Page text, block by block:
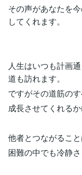
その声があなたを
してくれます。
人生はいつも計画
道も訪れます。
ですがその道筋の
成長させてくれる
他者とつながるこ
困難の中でも冷静